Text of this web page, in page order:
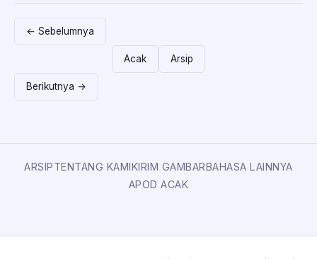
← Sebelumnya
Acak Arsip
Berikutnya →
ARSIPTENTANG KAMIKIRIM GAMBARBAHASA LAINNYA
APOD ACAK